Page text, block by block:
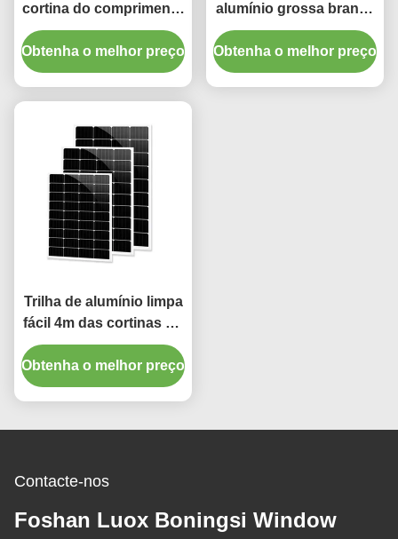
cortina do comprimento
silencioso e liso de
6.7m
Obtenha o melhor preço
alumínio grossa branca
da cortina do
comprimento da cor
1.2mm 6700mm
Obtenha o melhor preço
Trilha de alumínio limpa
fácil 4m das cortinas do
escurecimento da
decoração da casa
Obtenha o melhor preço
Contacte-nos
Foshan Luox Boningsi Window